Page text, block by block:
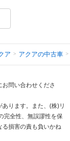
ア アクアの中古車
問い合わせくださ
ります。また、(株)リ
完全性、無誤謬性を保
損害の責も負いかね